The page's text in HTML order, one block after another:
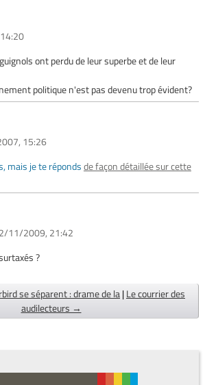
ont perdu de leur superbe et de leur
politique n'est pas devenu trop évident?
15:26
mais je te répondsde façon détaillée sur cette
11/2009, 21:42
?
se séparent : drame de la|Le courrier des
audilecteurs →